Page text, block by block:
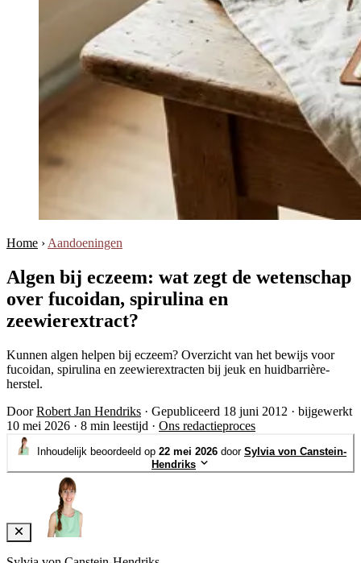
Home › Aandoeningen
Algen bij eczeem: wat zegt de wetenschap
over fucoidan, spirulina en
zeewierextract?
Kunnen algen helpen bij eczeem? Overzicht van het bewijs voor
fucoidan, spirulina en zeewierextracten bij jeuk en huidbarrière-
herstel.
DoorRobert Jan Hendriks · Gepubliceerd 18 juni 2012 · bijgewerkt
10 mei 2026 · 8 min leestijd · Ons redactieproces
Inhoudelijk beoordeeld op 22 mei 2026 door Sylvia von Canstein-
Hendriks